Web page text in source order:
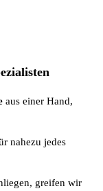
aus einer Hand,
nahezu jedes
greifen wir